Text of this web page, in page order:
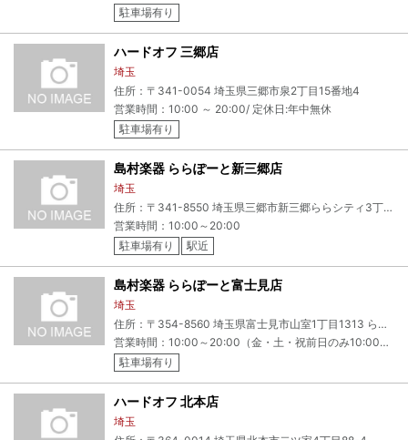
駐車場有り
ハードオフ 三郷店
埼玉
住所：〒341-0054 埼玉県三郷市泉2丁目15番地4
営業時間：10:00 ～ 20:00/ 定休日:年中無休
駐車場有り
島村楽器 ららぽーと新三郷店
埼玉
住所：〒341-8550 埼玉県三郷市新三郷ららシティ3丁目1-1 ららぽーと新三郷 1F
営業時間：10:00～20:00
駐車場有り
駅近
島村楽器 ららぽーと富士見店
埼玉
住所：〒354-8560 埼玉県富士見市山室1丁目1313 ららぽーと富士見1階17200
営業時間：10:00～20:00（金・土・祝前日のみ10:00～21:00）
駐車場有り
ハードオフ 北本店
埼玉